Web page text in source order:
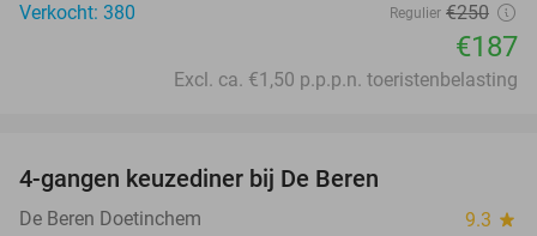
Verkocht: 380
Regulier €250
€187
Excl. ca. €1,50 p.p.p.n. toeristenbelasting
4-gangen keuzediner bij De Beren
De Beren Doetinchem 9.3 star